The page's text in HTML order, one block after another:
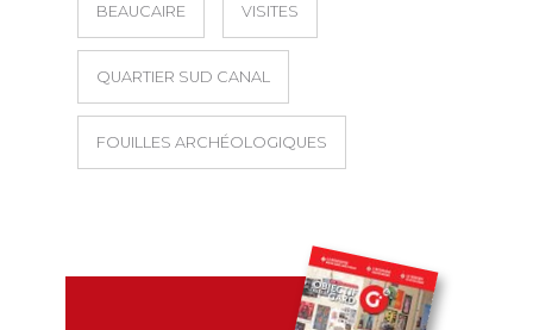
BEAUCAIRE VISITES
QUARTIER SUD CANAL
FOUILLES ARCHÉOLOGIQUES